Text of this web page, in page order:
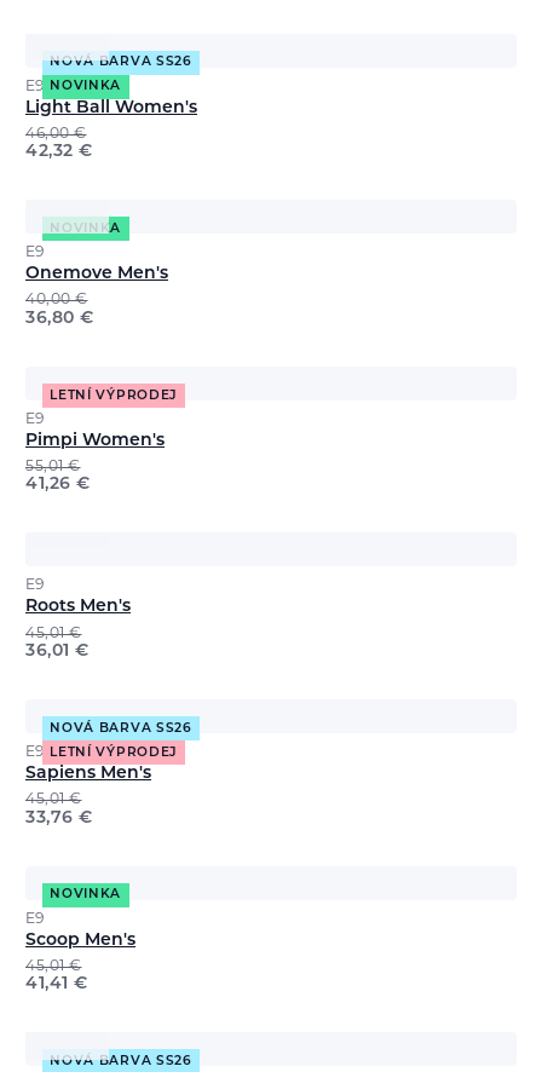
NOVÁ BARVA SS26
NOVINKA
E9
Light Ball Women's
46,00€
42,32 €
NOVINKA
E9
Onemove Men's
40,00€
36,80 €
LETNÍ VÝPRODEJ
E9
Pimpi Women's
55,01€
41,26 €
E9
Roots Men's
45,01€
36,01 €
NOVÁ BARVA SS26
LETNÍ VÝPRODEJ
E9
Sapiens Men's
45,01€
33,76 €
NOVINKA
E9
Scoop Men's
45,01€
41,41 €
NOVÁ BARVA SS26